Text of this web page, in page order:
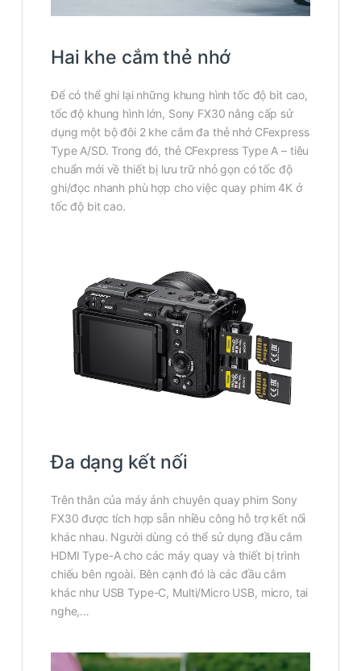
Hai khe cắm thẻ nhớ
Để có thể ghi lại những khung hình tốc độ bit cao,
tốc độ khung hình lớn, Sony FX30 nâng cấp sử
dụng một bộ đôi 2 khe cắm đa thẻ nhớ CFexpress
Type A/SD. Trong đó, thẻ CFexpress Type A – tiêu
chuẩn mới về thiết bị lưu trữ nhỏ gọn có tốc độ
ghi/đọc nhanh phù hợp cho việc quay phim 4K ở
tốc độ bit cao.
Đa dạng kết nối
Trên thân của máy ảnh chuyên quay phim Sony
FX30 được tích hợp sẵn nhiều công hỗ trợ kết nối
khác nhau. Người dùng có thể sử dụng đầu cắm
HDMI Type-A cho các máy quay và thiết bị trình
chiếu bên ngoài. Bên cạnh đó là các đầu cắm
khác như USB Type-C, Multi/Micro USB, micro, tai
nghe,…